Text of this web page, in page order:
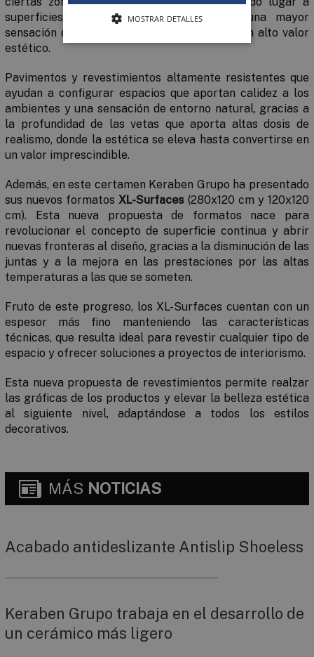
superficies ultra realistas, para generar una mayor
sensación de naturalidad en los espacios y un alto valor
estético.
Pavimentos y revestimientos altamente resistentes que
ayudan a configurar espacios que aportan calidez a los
ambientes y una sensación de entorno natural, gracias a
la profundidad de las vetas que aporta altas dosis de
realismo, donde la estética se eleva hasta convertirse en
un valor imprescindible.
Además, en este certamen Keraben Grupo ha presentado
sus nuevos formatos XL-Surfaces (280x120 cm y 120x120
cm). Esta nueva propuesta de formatos nace para
revolucionar el concepto de superficie continua y abrir
nuevas fronteras al diseño, gracias a la disminución de las
juntas y a la mejora en las prestaciones por las altas
temperaturas a las que se someten.
Fruto de este progreso, los XL-Surfaces cuentan con un
espesor más fino manteniendo las características
técnicas, que resulta ideal para revestir cualquier tipo de
espacio y ofrecer soluciones a proyectos de interiorismo.
Esta nueva propuesta de revestimientos permite realzar
las gráficas de los productos y elevar la belleza estética
al siguiente nivel, adaptándose a todos los estilos
decorativos.
MÁS NOTICIAS
Acabado antideslizante Antislip Shoeless
Keraben Grupo trabaja en el desarrollo de
un cerámico más ligero
MOSTRAR DETALLES